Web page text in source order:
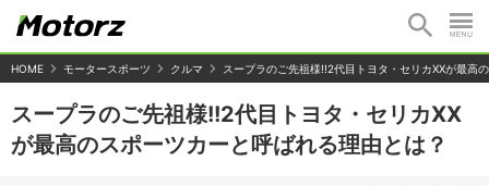
HOME モータースポーツ クルマ スープラのご先祖様!!2代目トヨタ・セリカXXが最高
スープラのご先祖様!!2代目トヨタ・セリカXX
が最高のスポーツカーと呼ばれる理由とは？